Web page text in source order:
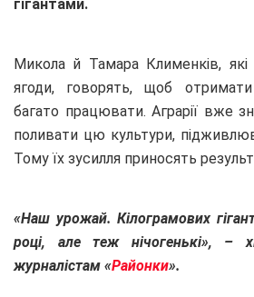
гігантами.
Микола й Тамара Клименків, які
ягоди, говорять, щоб
багато працювати. Аграрії вже
поливати цю культури,
Тому їх зусилля приносять
«Наш урожай. Кілограмових
році, але теж нічогенькі», –
журналістам «Районки».